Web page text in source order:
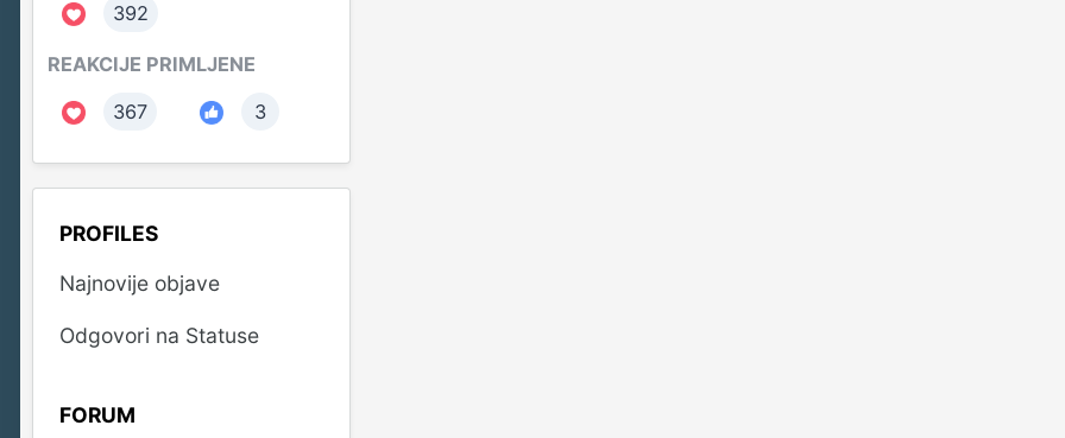
392
REAKCIJE PRIMLJENE
367
3
PROFILES
Najnovije objave
Odgovori na Statuse
FORUM